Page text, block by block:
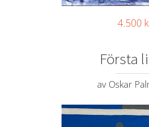
4.500
Första
av Oskar